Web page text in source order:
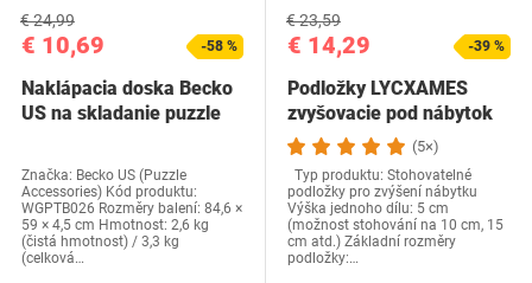
€ 10,69
€ 24,99
-58 %
Naklápacia doska Becko
US na skladanie puzzle
Značka: Becko US (Puzzle
Accessories) Kód produktu:
WGPTB026 Rozměry balení: 84,6 ×
59 × 4,5 cm Hmotnost: 2,6 kg
(čistá hmotnost) / 3,3 kg
(celková…
€ 14,29
€ 23,59
-39 %
Podložky LYCXAMES
zvyšovacie pod nábytok
(5×)
Typ produktu: Stohovatelné
podložky pro zvýšení nábytku
Výška jednoho dílu: 5 cm
(možnost stohování na 10 cm, 15
cm atd.) Základní rozměry
podložky:…